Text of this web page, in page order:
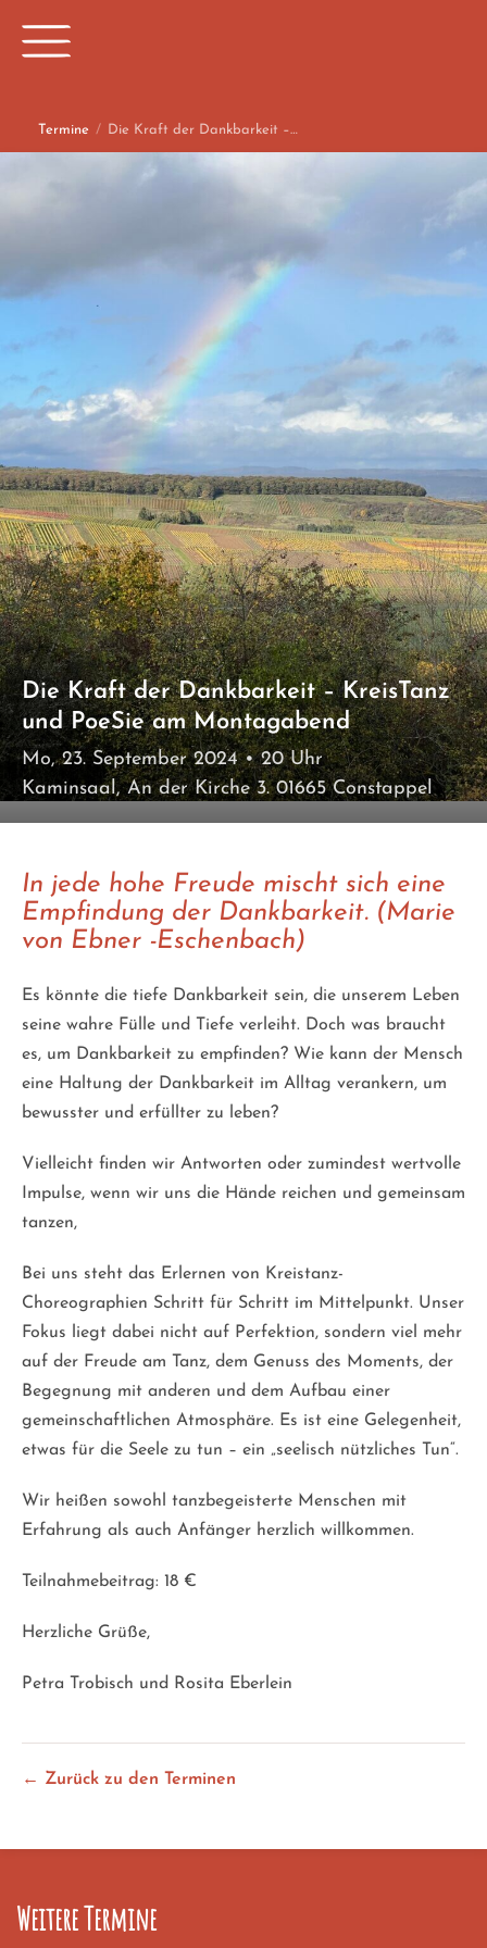
Termine / Die Kraft der Dankbarkeit –…
Die Kraft der Dankbarkeit – KreisTanz
und PoeSie am Montagabend
Mo, 23. September 2024• 20 Uhr
Kaminsaal, An der Kirche 3. 01665 Constappel
In jede hohe Freude mischt sich eine
Empfindung der Dankbarkeit. (Marie
von Ebner -Eschenbach)
Es könnte die tiefe Dankbarkeit sein, die unserem Leben
seine wahre Fülle und Tiefe verleiht. Doch was braucht
es, um Dankbarkeit zu empfinden? Wie kann der Mensch
eine Haltung der Dankbarkeit im Alltag verankern, um
bewusster und erfüllter zu leben?
Vielleicht finden wir Antworten oder zumindest wertvolle
Impulse, wenn wir uns die Hände reichen und gemeinsam
tanzen,
Bei uns steht das Erlernen von Kreistanz-
Choreographien Schritt für Schritt im Mittelpunkt. Unser
Fokus liegt dabei nicht auf Perfektion, sondern viel mehr
auf der Freude am Tanz, dem Genuss des Moments, der
Begegnung mit anderen und dem Aufbau einer
gemeinschaftlichen Atmosphäre. Es ist eine Gelegenheit,
etwas für die Seele zu tun – ein „seelisch nützliches Tun“.
Wir heißen sowohl tanzbegeisterte Menschen mit
Erfahrung als auch Anfänger herzlich willkommen.
Teilnahmebeitrag: 18 €
Herzliche Grüße,
Petra Trobisch und Rosita Eberlein
← Zurück zu den Terminen
Weitere Termine